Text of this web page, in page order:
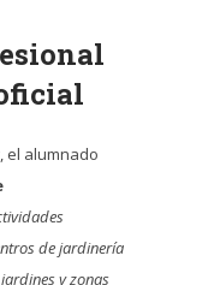
el alumnado
de jardinería
y zonas